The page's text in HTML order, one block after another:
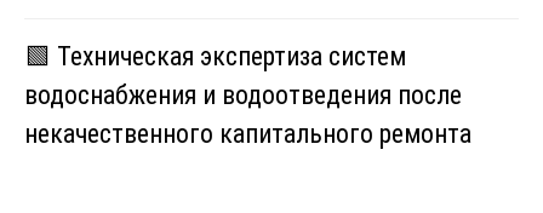
🟩 Техническая экспертиза систем
водоснабжения и водоотведения после
некачественного капитального ремонта